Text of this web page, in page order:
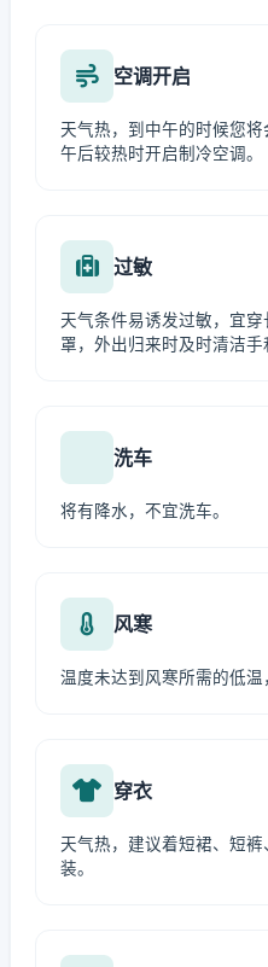
空调开启
天气热，到中午的时候您
午后较热时开启制冷空调。
过敏
天气条件易诱发过敏，宜
罩，外出归来时及时清洁手
洗车
将有降水，不宜洗车。
风寒
温度未达到风寒所需的低温
穿衣
天气热，建议着短裙、短
装。